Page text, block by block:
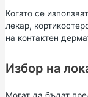
Когато се
лекар,
на контактен
Избор на